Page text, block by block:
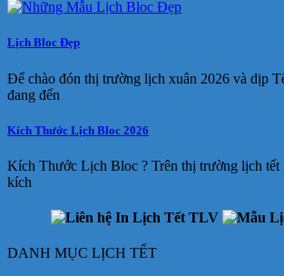
Lịch Bloc Đẹp
Để chào đón thị trường lịch xuân 2026 và dịp
đang đến
Kích Thước Lịch Bloc 2026
Kích Thước Lịch Bloc ? Trên thị trường lịch tết
kích
DANH MỤC LỊCH TẾT